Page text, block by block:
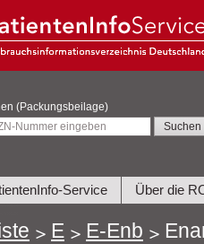
Gebrauchsinformationen (Packungsbeilage)
Service Über die
E E-Enb